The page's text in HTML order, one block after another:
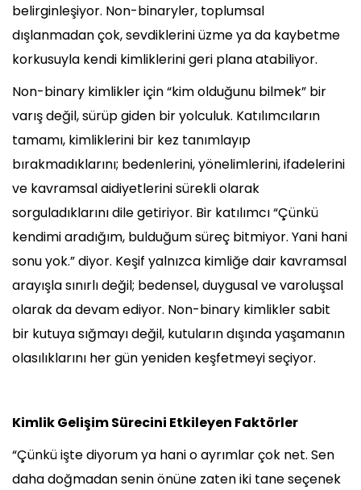
belirginleşiyor. Non-binaryler, toplumsal
dışlanmadan çok, sevdiklerini üzme ya da kaybetme
korkusuyla kendi kimliklerini geri plana atabiliyor.
Non-binary kimlikler için “kim olduğunu bilmek” bir
varış değil, sürüp giden bir yolculuk. Katılımcıların
tamamı, kimliklerini bir kez tanımlayıp
bırakmadıklarını; bedenlerini, yönelimlerini, ifadelerini
ve kavramsal aidiyetlerini sürekli olarak
sorguladıklarını dile getiriyor. Bir katılımcı “Çünkü
kendimi aradığım, bulduğum süreç bitmiyor. Yani hani
sonu yok.” diyor. Keşif yalnızca kimliğe dair kavramsal
arayışla sınırlı değil; bedensel, duygusal ve varoluşsal
olarak da devam ediyor. Non-binary kimlikler sabit
bir kutuya sığmayı değil, kutuların dışında yaşamanın
olasılıklarını her gün yeniden keşfetmeyi seçiyor.
Kimlik Gelişim Sürecini Etkileyen Faktörler
“Çünkü işte diyorum ya hani o ayrımlar çok net. Sen
daha doğmadan senin önüne zaten iki tane seçenek